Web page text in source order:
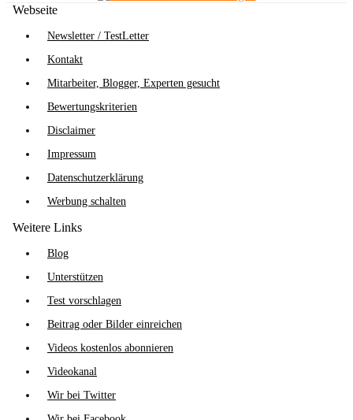
Webseite
Newsletter / TestLetter
Kontakt
Mitarbeiter, Blogger, Experten gesucht
Bewertungskriterien
Disclaimer
Impressum
Datenschutzerklärung
Werbung schalten
Weitere Links
Blog
Unterstützen
Test vorschlagen
Beitrag oder Bilder einreichen
Videos kostenlos abonnieren
Videokanal
Wir bei Twitter